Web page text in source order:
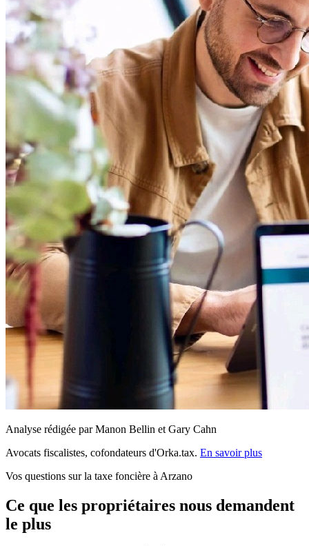
Analyse rédigée par Manon Bellin et Gary Cahn
Avocats fiscalistes, cofondateurs d'Orka.tax. En savoir plus
Vos questions sur la taxe foncière à Arzano
Ce que les propriétaires nous demandent
le plus